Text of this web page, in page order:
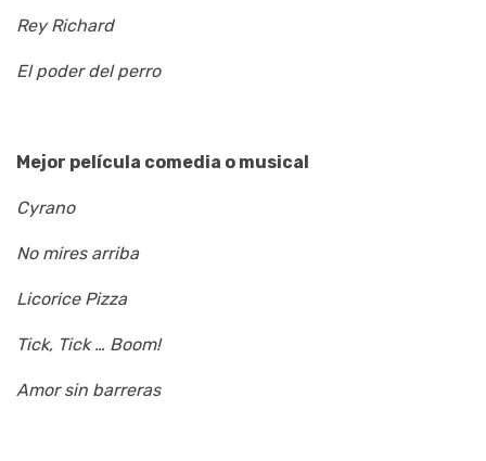
Rey Richard
El poder del perro
Mejor película comedia o musical
Cyrano
No mires arriba
Licorice Pizza
Tick, Tick … Boom!
Amor sin barreras